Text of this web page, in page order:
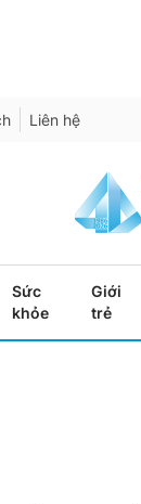
Liên hệ
Sức
khỏe
Giới
trẻ